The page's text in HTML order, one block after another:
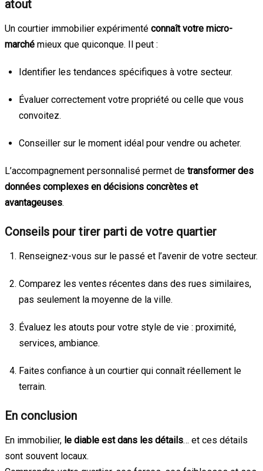
atout
Un courtier immobilier expérimenté connaît votre micro-
marché mieux que quiconque. Il peut :
Identifier les tendances spécifiques à votre secteur.
Évaluer correctement votre propriété ou celle que vous
convoitez.
Conseiller sur le moment idéal pour vendre ou acheter.
L’accompagnement personnalisé permet de transformer des
données complexes en décisions concrètes et
avantageuses.
Conseils pour tirer parti de votre quartier
Renseignez-vous sur le passé et l’avenir de votre secteur.
Comparez les ventes récentes dans des rues similaires,
pas seulement la moyenne de la ville.
Évaluez les atouts pour votre style de vie : proximité,
services, ambiance.
Faites confiance à un courtier qui connaît réellement le
terrain.
En conclusion
En immobilier, le diable est dans les détails… et ces détails
sont souvent locaux.